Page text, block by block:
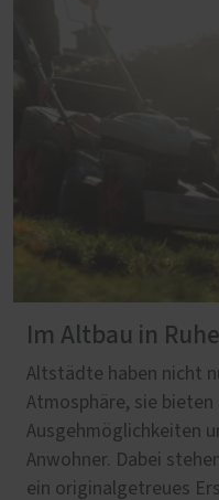
Im Altbau in
Altstädte haben nicht
Atmosphäre, sie
Ausgehmöglichkeiten
Anwohner. Dabei
ein originalgetreues